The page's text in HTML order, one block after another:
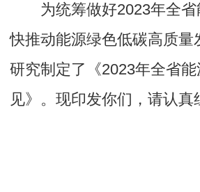
为统筹做好2023年全
快推动能源绿色低碳高质量
研究制定了《2023年全省
见》。现印发你们，请认真